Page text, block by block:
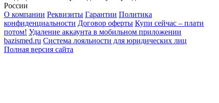
России
О компании Реквизиты Гарантии Политика
конфиденциальности Договор оферты Купи сейчас – плати
потом! Удаление аккаунта в мобильном приложении
bazismed.ru Система лояльности для юридических лиц
Полная версия сайта